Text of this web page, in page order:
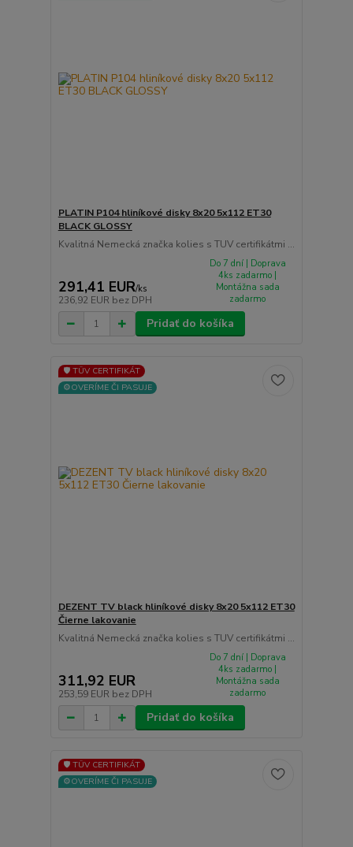
PLATIN P104 hliníkové disky 8x20 5x112 ET30
BLACK GLOSSY
Kvalitná Nemecká značka kolies s TUV certifikátmi ...
291,41 EUR/ks
236,92 EUR bez DPH
Do 7 dní | Doprava
4ks zadarmo |
Montážna sada
zadarmo
Pridať do košíka
🛡️ TÜV CERTIFIKÁT
⚙️OVERÍME ČI PASUJE
DEZENT TV black hliníkové disky 8x20 5x112 ET30
Čierne lakovanie
Kvalitná Nemecká značka kolies s TUV certifikátmi ...
311,92 EUR
253,59 EUR bez DPH
Do 7 dní | Doprava
4ks zadarmo |
Montážna sada
zadarmo
Pridať do košíka
🛡️ TÜV CERTIFIKÁT
⚙️OVERÍME ČI PASUJE